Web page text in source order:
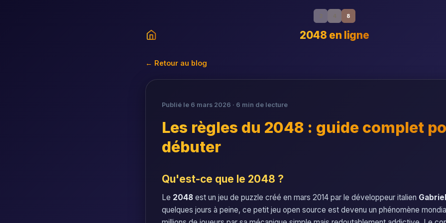
2 8
2048 en ligne
← Retour au blog
Publié le 6 mars 2026 · 6 min de lecture
Les règles du 2048 : guide complet
débuter
Qu'est-ce que le 2048 ?
Le 2048 est un jeu de puzzle créé en mars 2014 par le développeur italien
quelques jours à peine, ce petit jeu open source est devenu un phénomène